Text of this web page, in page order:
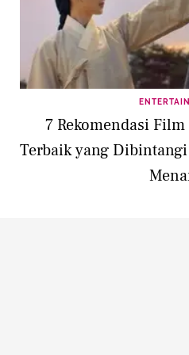
7 Rekomendasi
Terbaik yang